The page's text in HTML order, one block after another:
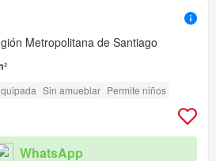
Metropolitana de Santiago
Sin amueblar Permite niños
WhatsApp